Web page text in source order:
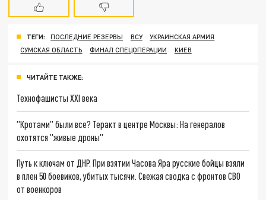
ТЕГИ: ПОСЛЕДНИЕ РЕЗЕРВЫ ВСУ
УКРАИНСКАЯ АРМИЯ
СУМСКАЯ ОБЛАСТЬ
ФИНАЛ СПЕЦОПЕРАЦИИ КИЕВ
ЧИТАЙТЕ ТАКЖЕ:
Технофашисты XXI века
"Кротами" были все? Теракт в центре Москвы: На генералов
охотятся "живые дроны"
Путь к ключам от ДНР. При взятии Часова Яра русские бойцы взяли
в плен 50 боевиков, убитых тысячи. Свежая сводка с фронтов СВО
от военкоров